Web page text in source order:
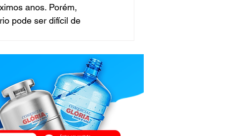
anos. Porém,
pode ser difícil de